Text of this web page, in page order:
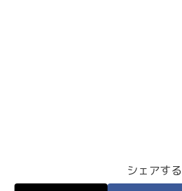
シェアする